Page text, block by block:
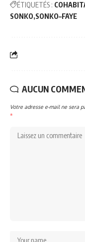
ÉTIQUETÉS :
SONKO SONKO–FAYE
AUCUN
Votre adresse e-mail ne sera
*